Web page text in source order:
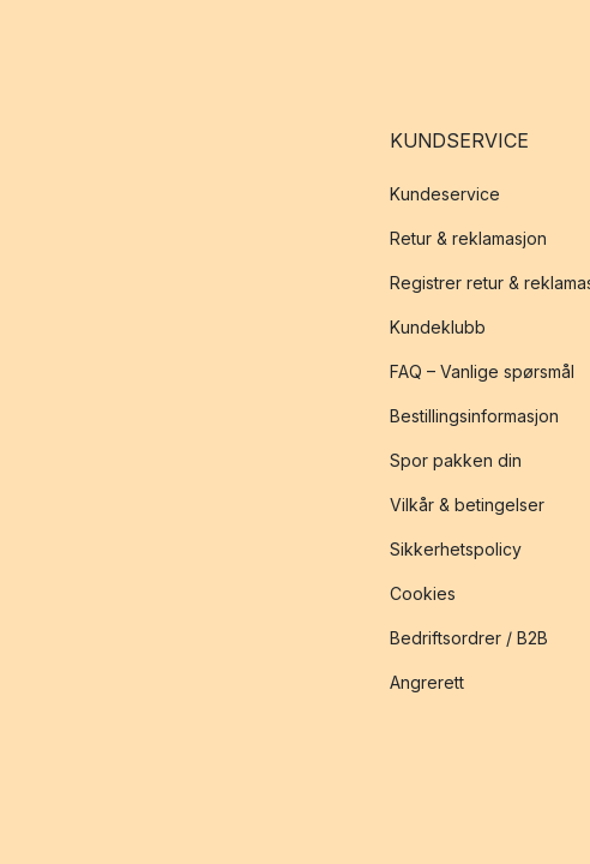
KUNDSERVICE
Kundeservice
Retur & reklamasjon
Registrer retur &
Kundeklubb
FAQ – Vanlige spørsmål
Bestillingsinformasjon
Spor pakken din
Vilkår & betingelser
Sikkerhetspolicy
Cookies
Bedriftsordrer / B2B
Angrerett